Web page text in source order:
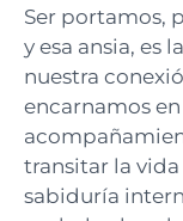
Ser portamos,
y esa ansia, es
nuestra
encarnamos
transitar la
sabiduría